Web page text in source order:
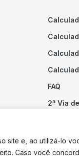
site e, ao utilizá-lo
Caso você
FAQ
2ª Via